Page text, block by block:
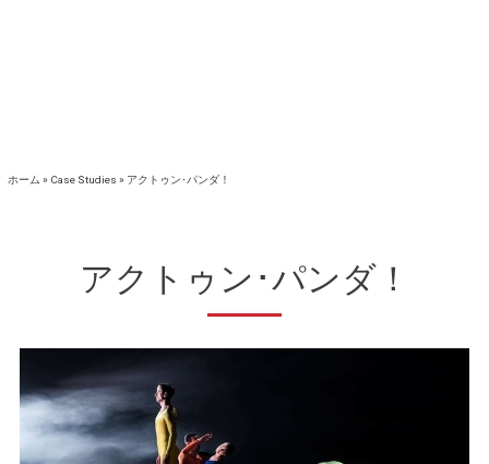
ホーム » Case Studies » アクトゥン･パンダ！
アクトゥン･パンダ！